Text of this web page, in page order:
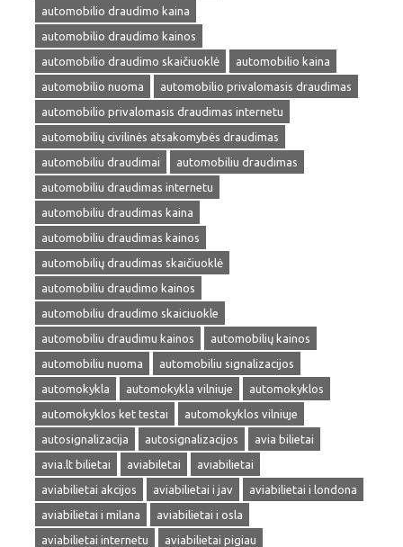
automobilio draudimo kaina
automobilio draudimo kainos
automobilio draudimo skaičiuoklė
automobilio kaina
automobilio nuoma
automobilio privalomasis draudimas
automobilio privalomasis draudimas internetu
automobilių civilinės atsakomybės draudimas
automobiliu draudimai
automobiliu draudimas
automobiliu draudimas internetu
automobiliu draudimas kaina
automobiliu draudimas kainos
automobilių draudimas skaičiuoklė
automobiliu draudimo kainos
automobiliu draudimo skaiciuokle
automobiliu draudimu kainos
automobilių kainos
automobiliu nuoma
automobiliu signalizacijos
automokykla
automokykla vilniuje
automokyklos
automokyklos ket testai
automokyklos vilniuje
autosignalizacija
autosignalizacijos
avia bilietai
avia.lt bilietai
aviabiletai
aviabilietai
aviabilietai akcijos
aviabilietai i jav
aviabilietai i londona
aviabilietai i milana
aviabilietai i osla
aviabilietai internetu
aviabilietai pigiau